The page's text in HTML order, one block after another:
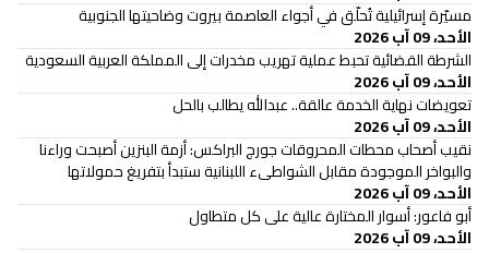
مسيّرة إسرائيلية تُحلّق في أجواء العاصمة بيروت وضاحيتها الجنوبية
الأحد، 09 آب 2026
الشرطة القضائية تحبط عملية تهريب مخدرات إلى المملكة العربية السعودية
الأحد، 09 آب 2026
تعويضات نهاية الخدمة عالقة.. عبدالله يطالب بالحل
الأحد، 09 آب 2026
نقيب أصحاب محطات المحروقات جورج البراكس: أزمة البنزين أصبحت وراءنا
والبواخر الموجودة مقابل الشواطىء اللبنانية ستبدأ بتفريغ حمولاتها
الأحد، 09 آب 2026
أبو فاعور: أسوار المختارة عالية على كل متطاول
الأحد، 09 آب 2026